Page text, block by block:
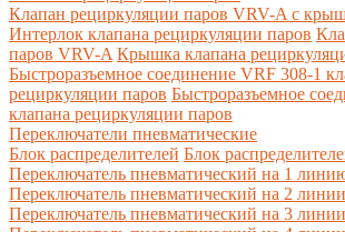
Клапан рециркуляции паров VRV-A с
Интерлок клапана рециркуляции паров
паров VRV-A Крышка клапана
Быстроразъемное соединение VRF 308-1
рециркуляции паров Быстроразъемное
клапана рециркуляции паров
Переключатели пневматические
Блок распределителей Блок
Переключатель пневматический на 1
Переключатель пневматический на 2
Переключатель пневматический на 3